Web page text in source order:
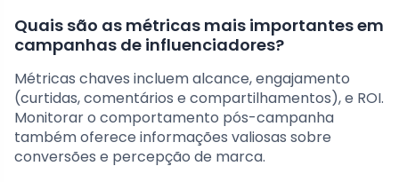
Quais são as métricas mais importantes em
campanhas de influenciadores?
Métricas chaves incluem alcance, engajamento
(curtidas, comentários e compartilhamentos), e ROI.
Monitorar o comportamento pós-campanha
também oferece informações valiosas sobre
conversões e percepção de marca.